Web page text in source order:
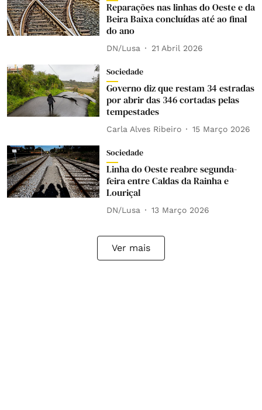
Reparações nas linhas do Oeste e da
Beira Baixa concluídas até ao final
do ano
DN/Lusa 21 Abril 2026
Sociedade
Governo diz que restam 34 estradas
por abrir das 346 cortadas pelas
tempestades
Carla Alves Ribeiro 15 Março 2026
Sociedade
Linha do Oeste reabre segunda-
feira entre Caldas da Rainha e
Louriçal
DN/Lusa 13 Março 2026
Ver mais